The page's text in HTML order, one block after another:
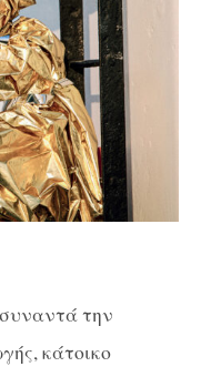
συναντά την
κάτοικο